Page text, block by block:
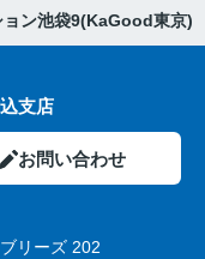
ョン池袋9(KaGood東京)
支店
お問い合わせ
リーズ 202